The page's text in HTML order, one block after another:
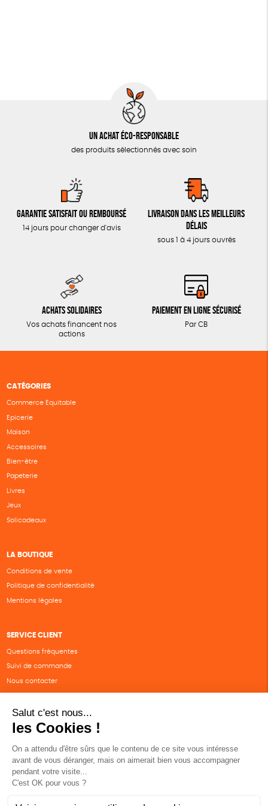
Un achat éco-responsable
des produits sélectionnés avec soin
Garantie satisfait ou remboursé
14 jours pour changer d'avis
Livraison dans les meilleurs
délais
sous 1 à 4 jours ouvrés
Achats solidaires
Vos achats financent nos
actions
Paiement en ligne sécurisé
Par CB
CATÉGORIES
Commerce Equitable
Epicerie
Maison
Accessoires
Bien-être
Papeterie
Livres
Jeux
Solicadeaux
LA BOUTIQUE
Conditions de vente
Politique de confidentialité
Mentions légales
SERVICE CLIENT
Questions fréquentes
Suivi de commande
Nous contacter
SUIVEZ-NOUS